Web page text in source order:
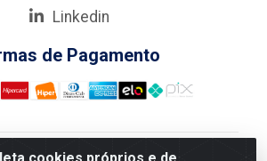
Linkedin
de Pagamento